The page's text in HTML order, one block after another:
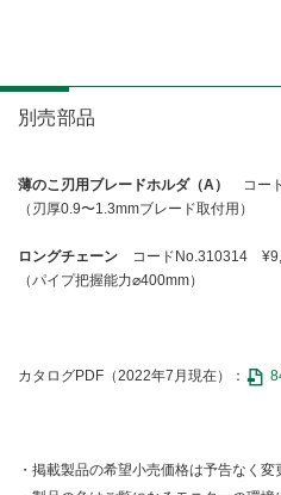
別売部品
薄のこ刃用ブレードホルダ（A）
コー
（刃厚0.9〜1.3mmブレード取付用）
ロングチェーン コードNo.310314
（パイプ把握能力⌀400mm）
カタログPDF（2022年7月現在）：
掲載製品の希望小売価格は予告なく変